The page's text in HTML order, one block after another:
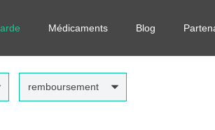
Médicaments Blog
total de votre ordonnance, sans vous
remboursement